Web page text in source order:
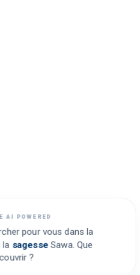
AI POWERED
pour vous dans la
sagesseSawa. Que
?